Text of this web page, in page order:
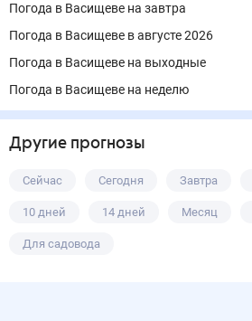
Погода в Васищеве на завтра
Погода в Васищеве в августе 2026
Погода в Васищеве на выходные
Погода в Васищеве на неделю
Другие прогнозы
Сейчас Сегодня Завтра
10 дней 14 дней Месяц
Для садовода